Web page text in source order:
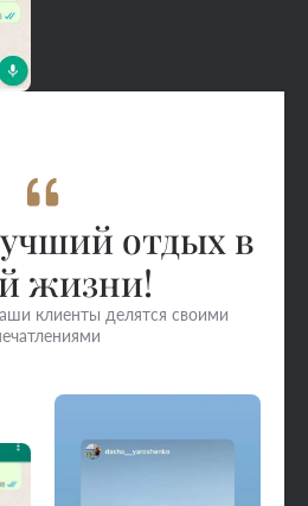
отдых в
жизни!
клиенты делятся своими